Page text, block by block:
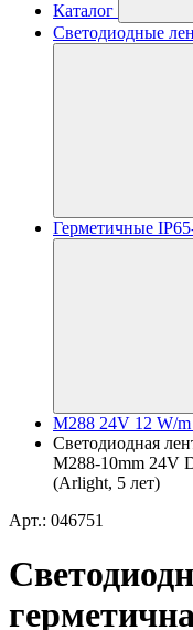
Каталог
Светодиодные
Герметичные
M288 24V 12 W/
Светодиодная
M288-10mm 24V
(Arlight, 5 лет)
Арт.: 046751